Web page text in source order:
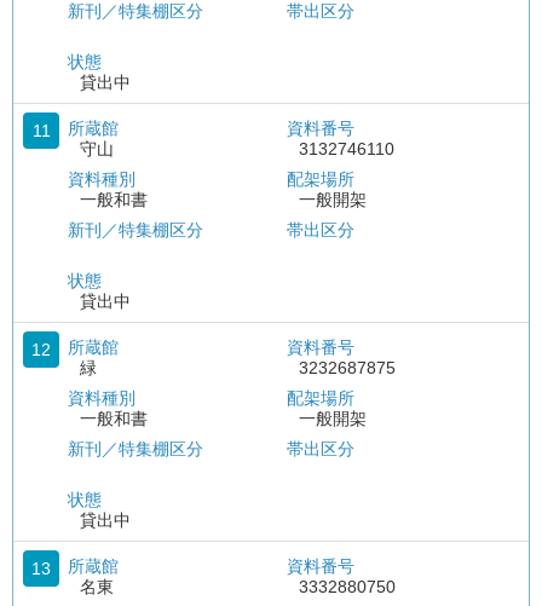
新刊／特集棚区分
状態
貸出中
帯出区分
11
所蔵館
守山
資料種別
一般和書
新刊／特集棚区分
状態
貸出中
資料番号
3132746110
配架場所
一般開架
帯出区分
12
所蔵館
緑
資料種別
一般和書
新刊／特集棚区分
状態
貸出中
資料番号
3232687875
配架場所
一般開架
帯出区分
13
所蔵館
名東
資料番号
3332880750